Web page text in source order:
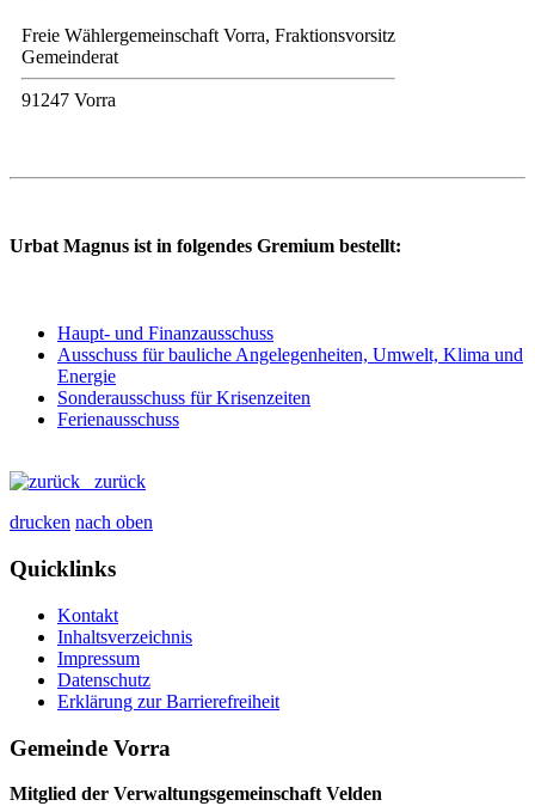
Freie Wählergemeinschaft Vorra, Fraktionsvorsitz
Gemeinderat
91247 Vorra
Urbat Magnus ist in folgendes Gremium bestellt:
Haupt- und Finanzausschuss
Ausschuss für bauliche Angelegenheiten, Umwelt, Klima und
Energie
Sonderausschuss für Krisenzeiten
Ferienausschuss
zurück
drucken nach oben
Quicklinks
Kontakt
Inhaltsverzeichnis
Impressum
Datenschutz
Erklärung zur Barrierefreiheit
Gemeinde Vorra
Mitglied der Verwaltungsgemeinschaft Velden